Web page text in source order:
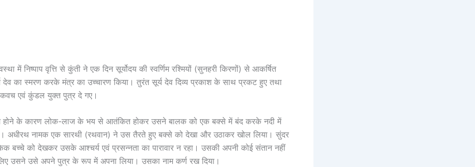
में निष्पाप वृत्ति से कुंती ने एक दिन सूर्योदय की स्वर्णिम रश्मियों (सुनहरी किरणों) से आकर्षित
देव का स्मरण करके मंत्र का उच्चारण किया। तुरंत सूर्य देव दिव्य प्रकाश के साथ प्रकट हुए तथा
कवच एवं कुंडल युक्त पुत्र दे गए।
होने के कारण लोक-लाज के भय से आतंकित होकर उसने बालक को एक बक्से में बंद करके नदी में
अधीरथ नामक एक सारथी (रथवान) ने उस तैरते हुए बक्से को देखा और उठाकर खोल लिया। सुंदर
बच्चे को देखकर उसके आश्चर्य एवं प्रसन्नता का पारावार न रहा। उसकी अपनी कोई संतान नहीं
उसने उसे अपने पुत्र के रूप में अपना लिया। उसका नाम कर्ण रख दिया।